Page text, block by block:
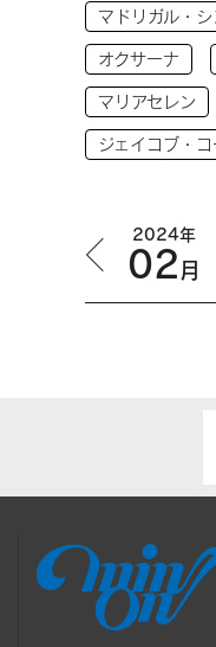
マドリガル・
オクサーナ
マリアセレン
ジェイコブ・
2024年
02月